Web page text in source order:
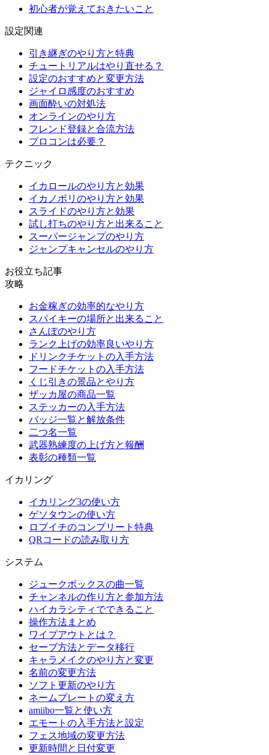
初心者が覚えておきたいこと
設定関連
引き継ぎのやり方と特典
チュートリアルはやり直せる？
設定のおすすめと変更方法
ジャイロ感度のおすすめ
画面酔いの対処法
オンラインのやり方
フレンド登録と合流方法
プロコンは必要？
テクニック
イカロールのやり方と効果
イカノボリのやり方と効果
スライドのやり方と効果
試し打ちのやり方と出来ること
スーパージャンプのやり方
ジャンプキャンセルのやり方
お役立ち記事
攻略
お金稼ぎの効率的なやり方
スパイキーの場所と出来ること
さんぽのやり方
ランク上げの効率良いやり方
ドリンクチケットの入手方法
フードチケットの入手方法
くじ引きの景品とやり方
ザッカ屋の商品一覧
ステッカーの入手方法
バッジ一覧と解放条件
二つ名一覧
武器熟練度の上げ方と報酬
表彰の種類一覧
イカリング
イカリング3の使い方
ゲソタウンの使い方
ロブイチのコンプリート特典
QRコードの読み取り方
システム
ジュークボックスの曲一覧
チャンネルの作り方と参加方法
ハイカラシティでできること
操作方法まとめ
ワイプアウトとは？
セーブ方法とデータ移行
キャラメイクのやり方と変更
名前の変更方法
ソフト更新のやり方
ネームプレートの変え方
amiibo一覧と使い方
エモートの入手方法と設定
フェス地域の変更方法
更新時間と日付変更